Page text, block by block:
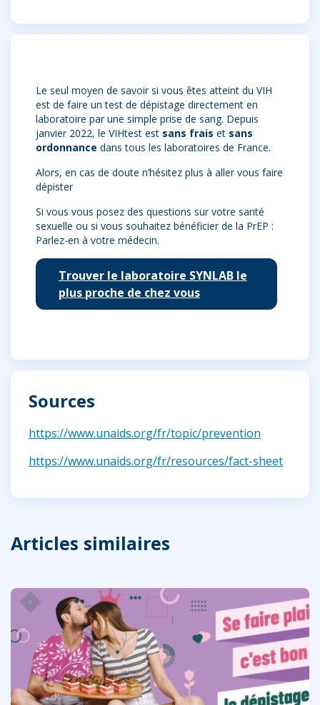
Le seul moyen de savoir si vous êtes atteint du VIH
est de faire un test de dépistage directement en
laboratoire par une simple prise de sang. Depuis
janvier 2022, le VIHtest est sans frais et sans
ordonnance dans tous les laboratoires de France.
Alors, en cas de doute n’hésitez plus à aller vous faire
dépister
Si vous vous posez des questions sur votre santé
sexuelle ou si vous souhaitez bénéficier de la PrEP :
Parlez-en à votre médecin.
Trouver le laboratoire SYNLAB le
plus proche de chez vous
Sources
https://www.unaids.org/fr/topic/prevention
https://www.unaids.org/fr/resources/fact-sheet
Articles similaires